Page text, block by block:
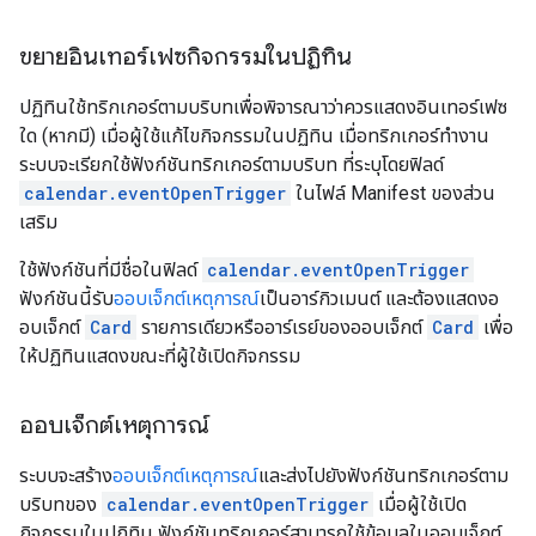
ขยายอินเทอร์เฟซกิจกรรมในปฏิทิน
ปฏิทินใช้ทริกเกอร์ตามบริบทเพื่อพิจารณาว่าควรแสดงอินเทอร์เฟซ
ใด (หากมี) เมื่อผู้ใช้แก้ไขกิจกรรมในปฏิทิน เมื่อทริกเกอร์ทำงาน
ระบบจะเรียกใช้ฟังก์ชันทริกเกอร์ตามบริบท ที่ระบุโดยฟิลด์
calendar.eventOpenTrigger ในไฟล์ Manifest ของส่วน
เสริม
ใช้ฟังก์ชันที่มีชื่อในฟิลด์ calendar.eventOpenTrigger
ฟังก์ชันนี้รับออบเจ็กต์เหตุการณ์เป็นอาร์กิวเมนต์ และต้องแสดงอ
อบเจ็กต์ Card รายการเดียวหรืออาร์เรย์ของออบเจ็กต์ Card เพื่อ
ให้ปฏิทินแสดงขณะที่ผู้ใช้เปิดกิจกรรม
ออบเจ็กต์เหตุการณ์
ระบบจะสร้างออบเจ็กต์เหตุการณ์และส่งไปยังฟังก์ชันทริกเกอร์ตาม
บริบทของ calendar.eventOpenTrigger เมื่อผู้ใช้เปิด